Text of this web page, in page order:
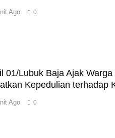
Ago 0
01/Lubuk Baja Ajak
Kepedulian terhadap
Ago 0